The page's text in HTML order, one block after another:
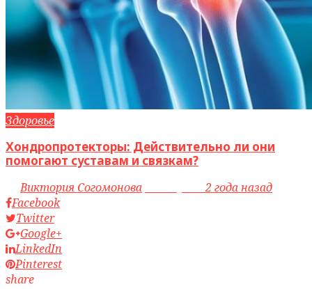
Здоровье
Хондропротекторы: Действительно ли они
помогают суставам и связкам?
byВиктория Согомонова access_time2 года назад
Facebook
Twitter
Google+
LinkedIn
Pinterest
share